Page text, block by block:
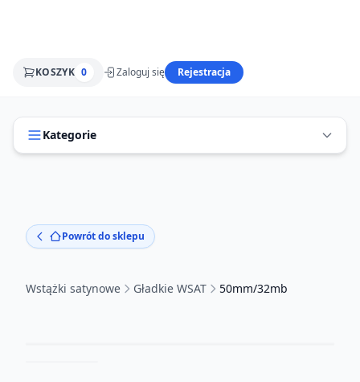
KOSZYK 0 Zaloguj się Rejestracja
Kategorie
Powrót do sklepu
Wstążki satynowe Gładkie WSAT 50mm/32mb